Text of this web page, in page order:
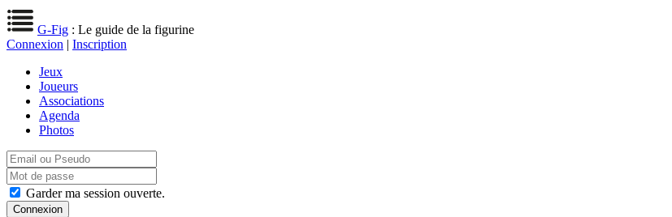
G-Fig : Le guide de la figurine
Connexion | Inscription
Jeux
Joueurs
Associations
Agenda
Photos
Garder ma session ouverte.